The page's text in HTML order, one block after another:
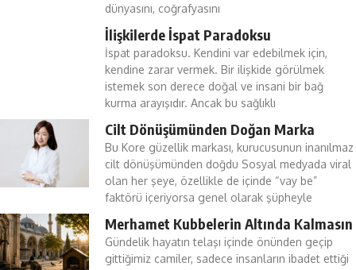
dünyasını, coğrafyasını
İlişkilerde İspat Paradoksu
İspat paradoksu. Kendini var edebilmek için,
kendine zarar vermek. Bir ilişkide görülmek
istemek son derece doğal ve insani bir bağ
kurma arayışıdır. Ancak bu sağlıklı
Cilt Dönüşümünden Doğan Marka
Bu Kore güzellik markası, kurucusunun inanılmaz
cilt dönüşümünden doğdu Sosyal medyada viral
olan her şeye, özellikle de içinde “vay be”
faktörü içeriyorsa genel olarak şüpheyle
Merhamet Kubbelerin Altında Kalmasın
Gündelik hayatın telaşı içinde önünden geçip
gittiğimiz camiler, sadece insanların ibadet ettiği